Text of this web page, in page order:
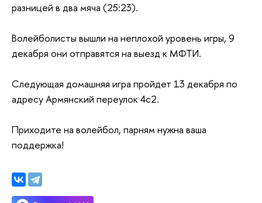
разницей в два мяча (25:23).
Волейболисты вышли на неплохой уровень игры, 9
декабря они отправятся на выезд к МФТИ.
Следующая домашняя игра пройдет 13 декабря по
адресу Армянский переулок 4с2.
Приходите на волейбол, парням нужна ваша
поддержка!